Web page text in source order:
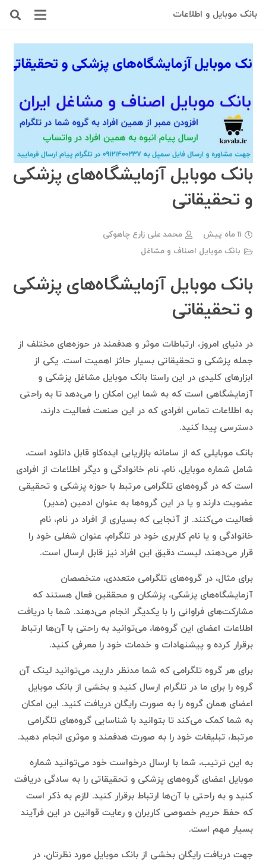
بانک موبایل و اطلاعات
بانک موبایل آزمایشگاه‌های پزشکی
و تحقیقاتی
11 ماه پیش
محمد علی زارع چاهوکی
بانک موبایل اصناف و مشاغل
بانک موبایل آزمایشگاه‌های پزشکی
و تحقیقاتی
در دنیای امروز، ارتباطات موثر و هدفمند در حوزه‌های مختلف از
جمله پزشکی و تحقیقاتی بسیار حائز اهمیت است. یکی از
ابزارهای کلیدی در این راستابانک موبایل مشاغل پزشکی و
آزمایشگاهی است که به شما این امکان را می‌دهد تا به راحتی
به اطلاعات تماس افرادی که در این صنعت فعالیت دارند،
دسترسی پیدا کنید.
بانک موبایلی که از سامانهبازاریابی ایده‌کاو قابل دانلود است،
شامل شماره موبایل، نام، نام خانوادگی و دیگر اطلاعات از افرادی
است که در گروه‌های تلگرامی مرتبط با حوزه پزشکی و تحقیقی
عضویت دارند و یا در این گروه‌ها به عنوان ادمین (مدیر)
فعالیت می‌کنند. از آنجایی که بسیاری از افراد در نام، نام
خانوادگی و یا نام کاربری خود در تلگرام، عنوان شغلی خود را
قرار می‌دهند، لیست دقیق این افراد نیز قابل ارسال است.
برای مثال، در گروه‌های تلگرامی متعددی، متخصصان
آزمایشگاه‌های پزشکی، پزشکان و محققین فعال هستند که
مشارکت‌های فراوانی را با یکدیگر انجام می‌دهند. شما با دریافت
اطلاعات اعضای این گروه‌ها، می‌توانید به راحتی با آن‌ها ارتباط
برقرار کرده و پیشنهادات و خدمات خود را معرفی کنید.
برای هر گروه تلگرامی که شما مدنظر دارید، می‌توانید لینک آن
گروه را برای ما در تلگرام ارسال کنید و بخشی از بانک موبایل
اعضای همان گروه را به صورت رایگان دریافت کنید. این امکان
به شما کمک می‌کند تا بتوانید با شناسایی گروه‌های تلگرامی
مرتبط، تبلیغات خود را به صورت هدفمند و موثری انجام دهید.
به این ترتیب، شما با ارسال درخواست خود می‌توانید شماره
موبایل اعضای گروه‌های پزشکی و تحقیقاتی را به سادگی دریافت
کنید و به راحتی با آن‌ها ارتباط برقرار کنید. لازم به ذکر است
که حفظ حریم خصوصی کاربران و رعایت قوانین در این فرآیند
بسیار مهم است.
جهت دریافت رایگان بخشی از بانک موبایل مورد نظرتان، در